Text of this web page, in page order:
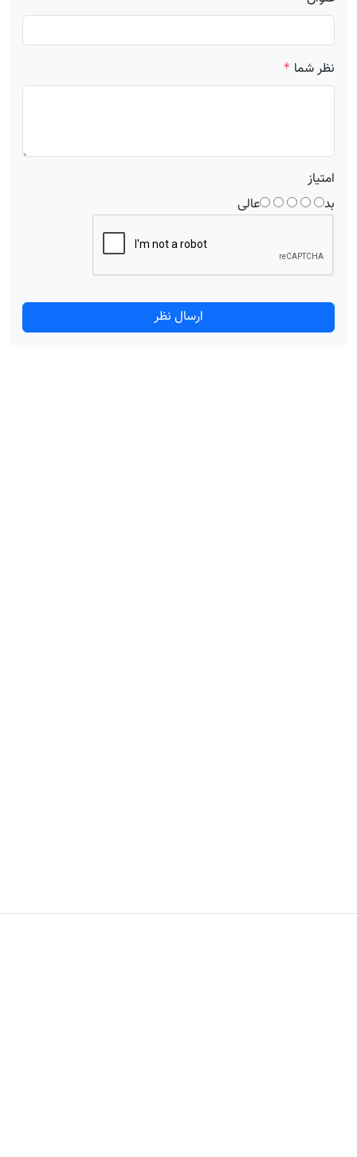
نظر شما *
امتیاز
بد
عالی
ارسال نظر